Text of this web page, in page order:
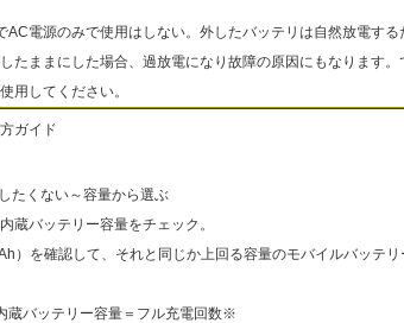
AC電源のみで使用はしない。外したバッテリは自然放電する
たままにした場合、過放電になり故障の原因にもなります。
用してください。
ガイド
たくない～容量から選ぶ
蔵バッテリー容量をチェック。
）を確認して、それと同じか上回る容量のモバイルバッテ
蔵バッテリー容量＝フル充電回数※